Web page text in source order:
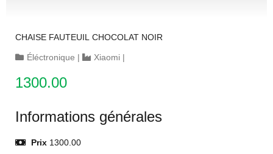
CHAISE FAUTEUIL CHOCOLAT NOIR
Éléctronique | Xiaomi |
1300.00
Informations générales
Prix 1300.00